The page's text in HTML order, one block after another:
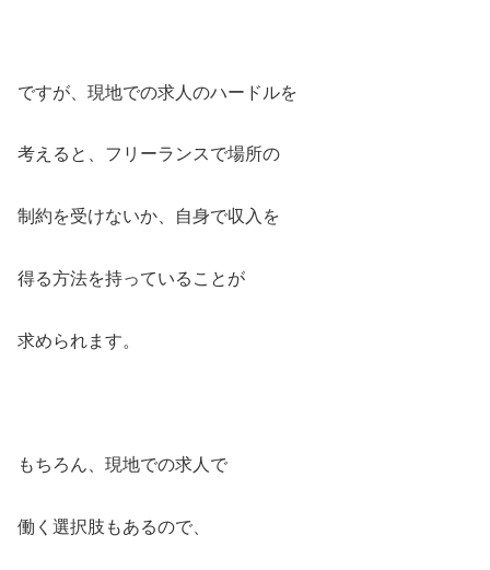
ですが、現地での求人のハードルを
考えると、フリーランスで場所の
制約を受けないか、自身で収入を
得る方法を持っていることが
求められます。
もちろん、現地での求人で
働く選択肢もあるので、